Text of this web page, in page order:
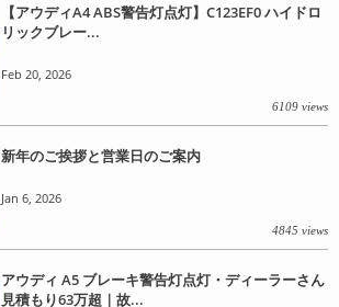
【アウディA4 ABS警告灯点灯】C123EF0 ハイドロ
リックブレー...
Feb 20, 2026
6109 views
新年のご挨拶と営業日のご案内
Jan 6, 2026
4845 views
アウディ A5 ブレーキ警告灯点灯・ディーラーさん
見積もり63万超｜故...